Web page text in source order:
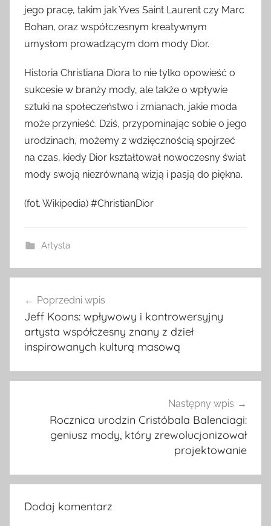
jego pracę, takim jak Yves Saint Laurent czy Marc
Bohan, oraz współczesnym kreatywnym
umysłom prowadzącym dom mody Dior.
Historia Christiana Diora to nie tylko opowieść o
sukcesie w branży mody, ale także o wpływie
sztuki na społeczeństwo i zmianach, jakie moda
może przynieść. Dziś, przypominając sobie o jego
urodzinach, możemy z wdzięcznością spojrzeć
na czas, kiedy Dior kształtował nowoczesny świat
mody swoją niezrównaną wizją i pasją do piękna.
(fot. Wikipedia) #ChristianDior
Artysta
wpisu
Poprzedni wpis
Jeff Koons: wpływowy i kontrowersyjny
artysta współczesny znany z dzieł
inspirowanych kulturą masową
Następny wpis
Rocznica urodzin Cristóbala Balenciagi:
geniusz mody, który zrewolucjonizował
projektowanie
Dodaj komentarz